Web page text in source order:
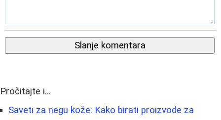
Slanje komentara
Pročitajte i...
Saveti za negu kože: Kako birati proizvode za